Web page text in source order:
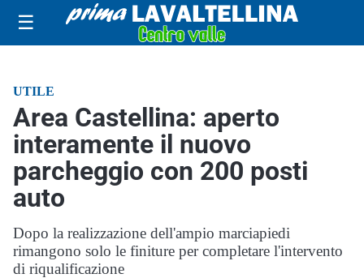
☰
UTILE
Area Castellina: aperto
interamente il nuovo
parcheggio con 200 posti
auto
Dopo la realizzazione dell'ampio marciapiedi
rimangono solo le finiture per completare l'intervento
di riqualificazione